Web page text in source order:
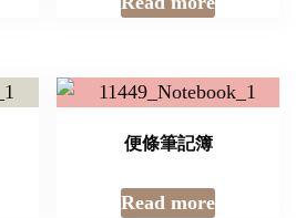
便條筆記簿
Read more